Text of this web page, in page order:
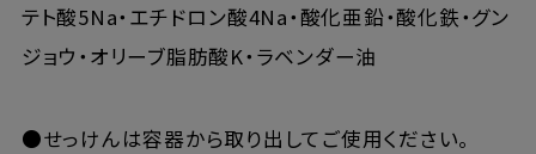
テト酸5Na・エチドロン酸4Na・酸化亜鉛・酸化鉄・グン
ジョウ・オリーブ脂肪酸K・ラベンダー油
●せっけんは容器から取り出してご使用ください。